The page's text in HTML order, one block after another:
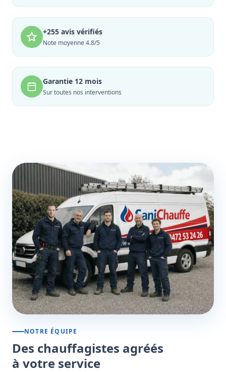
+255 avis vérifiés
Note moyenne 4.8/5
Garantie 12 mois
Sur toutes nos interventions
NOTRE ÉQUIPE
Des chauffagistes agréés
à votre service